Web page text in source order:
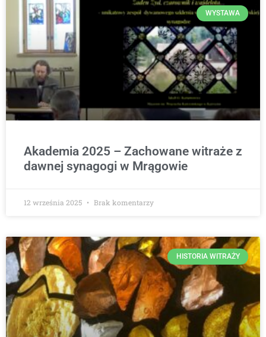
WYSTAWA
Akademia 2025 – Zachowane witraże z
dawnej synagogi w Mrągowie
12 września 2025 Brak komentarzy
HISTORIA WITRAŻY